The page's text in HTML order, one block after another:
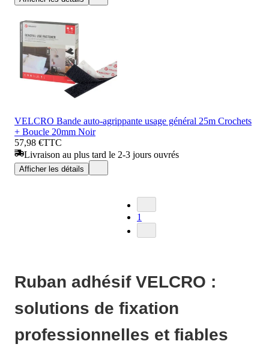
VELCRO Bande auto-agrippante usage général 25m Crochets
+ Boucle 20mm Noir
57,98 €TTC
Livraison au plus tard le 2-3 jours ouvrés
Afficher les détails
1
Ruban adhésif VELCRO :
solutions de fixation
professionnelles et fiables